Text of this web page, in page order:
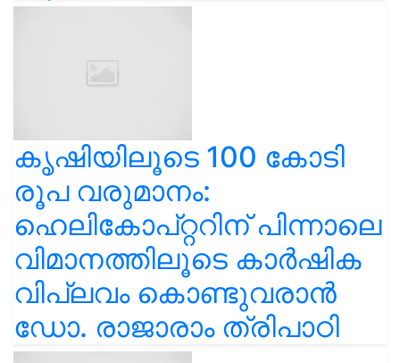
കൃഷിയിലൂടെ 100 കോടി
രൂപ വരുമാനം:
ഹെലികോപ്റ്ററിന് പിന്നാലെ
വിമാനത്തിലൂടെ കാർഷിക
വിപ്ലവം കൊണ്ടുവരാൻ
ഡോ. രാജാരാം ത്രിപാഠി